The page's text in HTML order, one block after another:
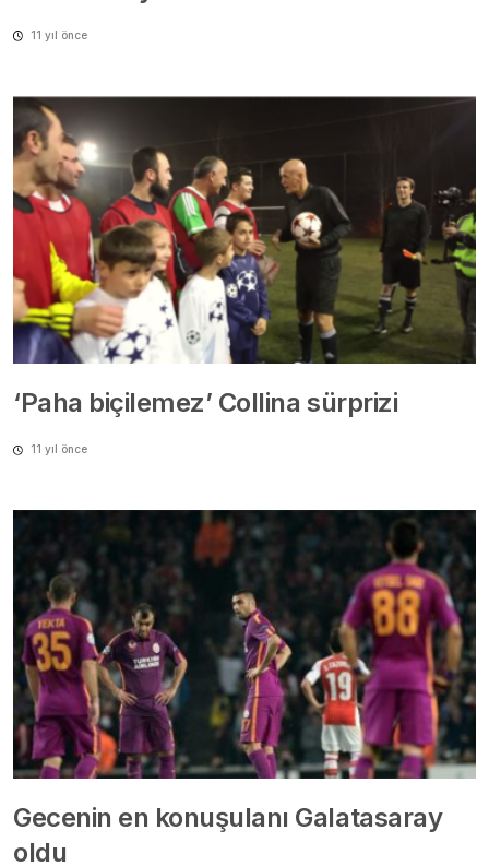
11 yıl önce
‘Paha biçilemez’ Collina sürprizi
11 yıl önce
Gecenin en konuşulanı Galatasaray
oldu